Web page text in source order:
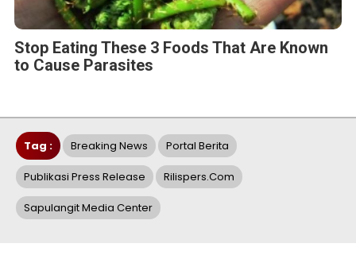
Stop Eating These 3 Foods That Are Known
to Cause Parasites
Tag : Breaking News Portal Berita
Publikasi Press Release Rilispers.com
Sapulangit Media Center